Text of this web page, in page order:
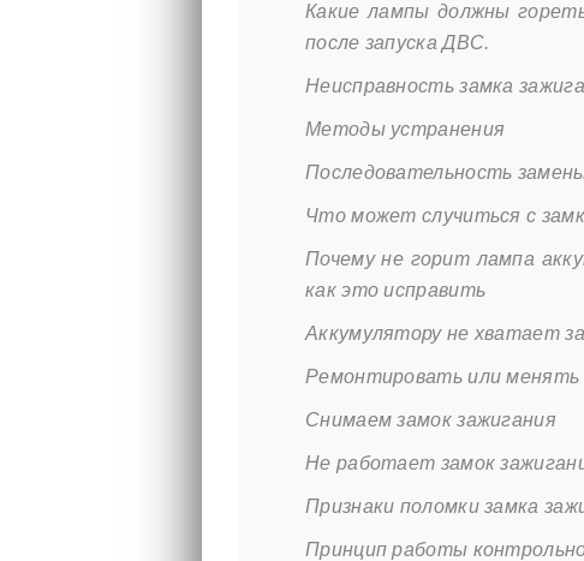
Какие лампы должны
после запуска ДВС.
Неисправность замка
Методы устранения
Последовательность
Что может случиться с
Почему не горит лампа
как это исправить
Аккумулятору не хватает
Ремонтировать или менять
Снимаем замок зажигания
Не работает замок
Признаки поломки замка
Принцип работы